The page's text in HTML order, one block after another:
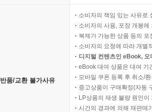
반품/교환 불가사유
소비자의 책임 있는 사유로
소비자의 사용, 포장 개봉
복제가 가능한 상품 등의
소비자의 요청에 따라 개별
디지털 컨텐츠인 eBook,
eBook 대여 상품은 대여 기
모바일 쿠폰 등록 후 취소/
중고상품이 구매확정(자동
LP상품의 재생 불량 원인
시간의 경과에 의해 재판매